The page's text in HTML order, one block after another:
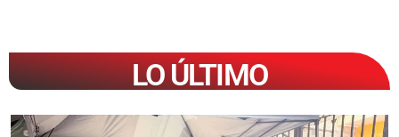
LO ÚLTIMO